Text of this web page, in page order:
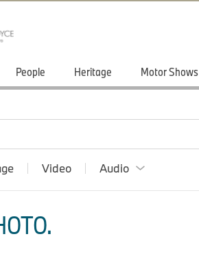
People Heritage Motor Shows
Video Audio